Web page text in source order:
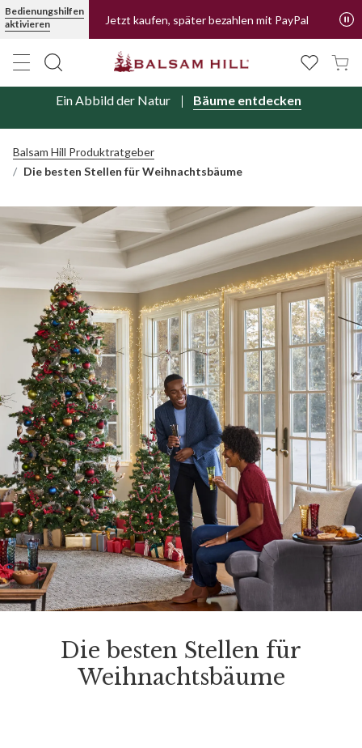
Bedienungshilfen
aktivieren
Jetzt kaufen, später bezahlen mit PayPal
Mehr erfahren
Ein Abbild der Natur Bäume entdecken
Balsam Hill Produktratgeber
Die besten Stellen für Weihnachtsbäume
Die besten Stellen für
Weihnachtsbäume